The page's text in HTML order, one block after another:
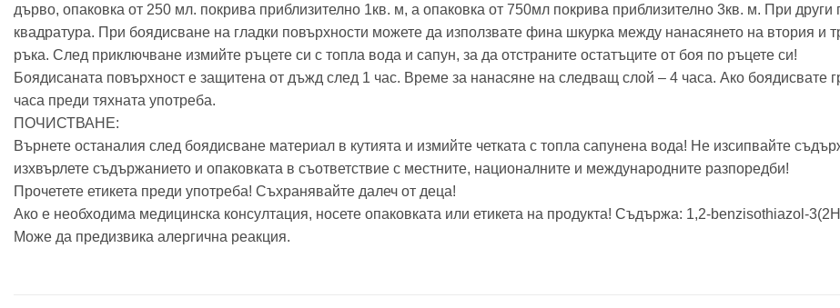
дърво, опаковка от 250 мл. покрива приблизително 1кв. м, а опаковка от 750мл покрива приблизително 3кв. м. При
квадратура. При боядисване на гладки повърхности можете да използвате фина шкурка между нанасянето на втория и
ръка. След приключване измийте ръцете си с топла вода и сапун, за да отстраните остатъците от боя по ръцете си!
Боядисаната повърхност е защитена от дъжд след 1 час. Време за нанасяне на следващ слой – 4 часа. Ако боядисвате
часа преди тяхната употреба.
ПОЧИСТВАНЕ:
Върнете останалия след боядисване материал в кутията и измийте четката с топла сапунена вода! Не изсипвайте
изхвърлете съдържанието и опаковката в съответствие с местните, националните и международните разпоредби!
Прочетете етикета преди употреба! Съхранявайте далеч от деца!
Ако е необходима медицинска консултация, носете опаковката или етикета на продукта! Съдържа: 1,2-benzisothiazol-
Може да предизвика алергична реакция.